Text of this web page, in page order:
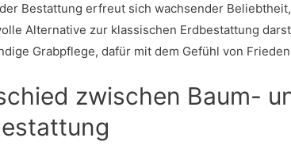
Bestattung erfreut sich wachsender
Alternative zur klassischen Erdbestattung
Grabpflege, dafür mit dem Gefühl von
zwischen Baum-